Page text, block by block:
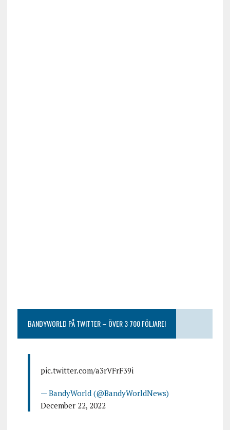
BANDYWORLD PÅ TWITTER – ÖVER 3 700 FÖLJARE!
pic.twitter.com/a3rVFrF39i
— BandyWorld (@BandyWorldNews)
December 22, 2022